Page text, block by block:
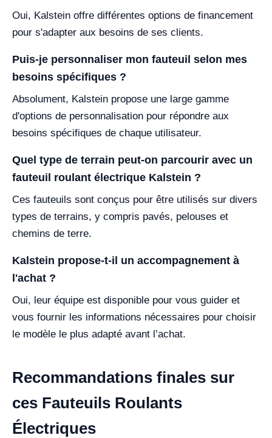
Oui, Kalstein offre différentes options de financement
pour s'adapter aux besoins de ses clients.
Puis-je personnaliser mon fauteuil selon mes
besoins spécifiques ?
Absolument, Kalstein propose une large gamme
d'options de personnalisation pour répondre aux
besoins spécifiques de chaque utilisateur.
Quel type de terrain peut-on parcourir avec un
fauteuil roulant électrique Kalstein ?
Ces fauteuils sont conçus pour être utilisés sur divers
types de terrains, y compris pavés, pelouses et
chemins de terre.
Kalstein propose-t-il un accompagnement à
l'achat ?
Oui, leur équipe est disponible pour vous guider et
vous fournir les informations nécessaires pour choisir
le modèle le plus adapté avant l’achat.
Recommandations finales sur
ces Fauteuils Roulants
Électriques